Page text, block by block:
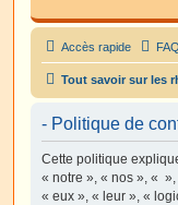
Accès rapide FAQ
Tout savoir sur les
- Politique de
Cette politique
« notre », « nos », «
« eux », « leur », «